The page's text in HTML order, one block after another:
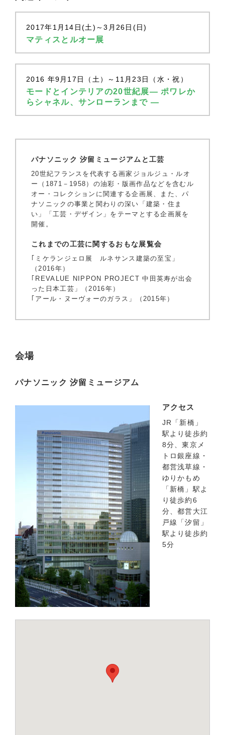
2017年1月14日(土)～3月26日(日)
マティスとルオー展
2016 年9月17日（土）～11月23日（水・祝）
モードとインテリアの20世紀展— ポワレか
らシャネル、サンローランまで —
パナソニック 汐留ミュージアムと工芸
20世紀フランスを代表する画家ジョルジュ・ルオ
ー（1871－1958）の油彩・版画作品などを含むル
オー・コレクションに関連する企画展、また、パ
ナソニックの事業と関わりの深い「建築・住ま
い」「工芸・デザイン」をテーマとする企画展を
開催。
これまでの工芸に関するおもな展覧会
｢ミケランジェロ展 ルネサンス建築の至宝」
（2016年）
｢REVALUE NIPPON PROJECT 中田英寿が出会
った日本工芸」（2016年）
｢アール・ヌーヴォーのガラス」（2015年）
会場
パナソニック 汐留ミュージアム
アクセス
JR「新橋」
駅より徒歩約
8分、東京メ
トロ銀座線・
都営浅草線・
ゆりかもめ
「新橋」駅よ
り徒歩約6
分、都営大江
戸線「汐留」
駅より徒歩約
5分